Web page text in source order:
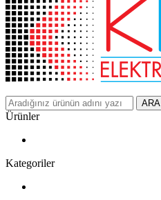
ARA
Ürünler
Kategoriler